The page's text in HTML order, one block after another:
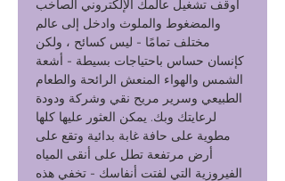
أوقف تشغيل عالمك الإلكتروني الصاخب
والمضغوط والملوث وادخل إلى عالم
مختلف تمامًا - ليس كسائح ، ولكن
كإنسان حساس باحتياجات بسيطة - أشعة
الشمس والهواء المنعش الرائحة والطعام
الطبيعي وسرير مريح نقي وشركة ودودة
لرعايتك وبك. يمكن العثور عليها كلها
مطوية على حافة غابة بدائية وتقع على
أرض مرتفعة تطل على أنقى المياه
الفيروزية التي لفتت أنفاسك - تخفي هذه